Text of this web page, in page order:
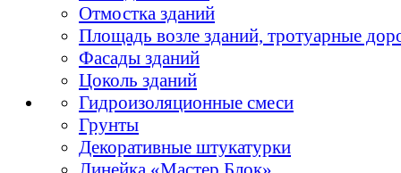
Отмостка зданий
Площадь возле зданий, тротуарные
Фасады зданий
Цоколь зданий
Гидроизоляционные смеси
Грунты
Декоративные штукатурки